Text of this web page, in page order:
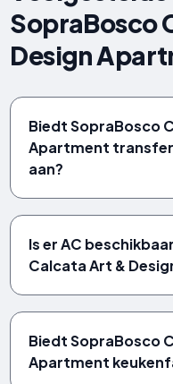
SopraBosco
Design
Biedt SopraBosco
Apartment
aan?
Is er AC
Calcata Art &
Biedt SopraBosco
Apartment